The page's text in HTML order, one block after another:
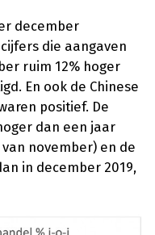
december
die aangaven
ruim 12% hoger
En ook de Chinese
positief. De
dan een jaar
november) en de
in december 2019,